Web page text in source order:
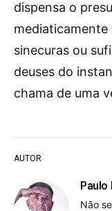
AUTOR
Paulo
Não
dispensa o
sinecuras ou
deuses do
chama de uma